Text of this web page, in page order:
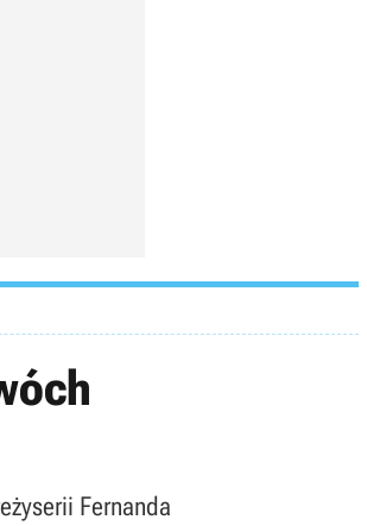
Fernanda